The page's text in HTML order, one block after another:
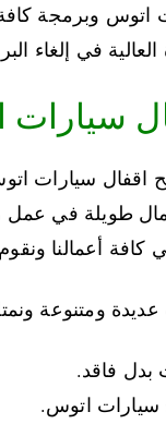
اتوس وبرمجة كافة
العالية في إلغاء
اقفال سيارات
طويلة في عمل
كافة أعمالنا
ومتنوعة
فاقد.
سيارات اتوس.